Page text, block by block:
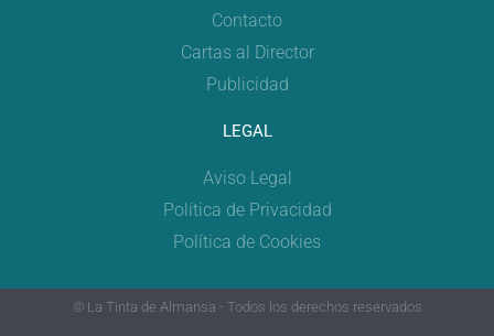
Contacto
Cartas al Director
Publicidad
LEGAL
Aviso Legal
Política de Privacidad
Política de Cookies
© La Tinta de Almansa - Todos los derechos reservados